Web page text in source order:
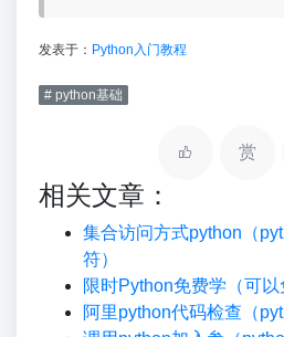
发表于： Python入门教程
# python基础
赏
相关文章：
集合访问方式python（
符）
限时Python免费学（可以
阿里python代码检查（